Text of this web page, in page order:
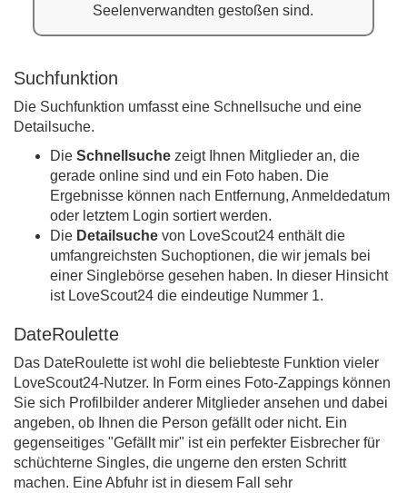
Seelenverwandten gestoßen sind.
Suchfunktion
Die Suchfunktion umfasst eine Schnellsuche und eine
Detailsuche.
Die Schnellsuche zeigt Ihnen Mitglieder an, die
gerade online sind und ein Foto haben. Die
Ergebnisse können nach Entfernung, Anmeldedatum
oder letztem Login sortiert werden.
Die Detailsuche von LoveScout24 enthält die
umfangreichsten Suchoptionen, die wir jemals bei
einer Singlebörse gesehen haben. In dieser Hinsicht
ist LoveScout24 die eindeutige Nummer 1.
DateRoulette
Das DateRoulette ist wohl die beliebteste Funktion vieler
LoveScout24-Nutzer. In Form eines Foto-Zappings können
Sie sich Profilbilder anderer Mitglieder ansehen und dabei
angeben, ob Ihnen die Person gefällt oder nicht. Ein
gegenseitiges "Gefällt mir" ist ein perfekter Eisbrecher für
schüchterne Singles, die ungerne den ersten Schritt
machen. Eine Abfuhr ist in diesem Fall sehr